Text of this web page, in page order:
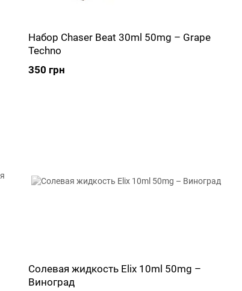
Набор Chaser Beat 30ml 50mg – Grape
Techno
350 грн
Солевая жидкость Elix 10ml 50mg –
Виноград